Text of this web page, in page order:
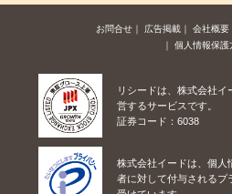
お問合せ 広告掲載 会社概要
個人情報保護
リシードは、株式会社
営するサービスです。
証券コード：6038
株式会社イードは、個人
者に対して付与されるプ